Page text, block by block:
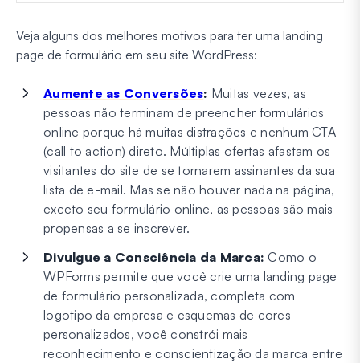
Veja alguns dos melhores motivos para ter uma landing
page de formulário em seu site WordPress:
Aumente as Conversões: Muitas vezes, as
pessoas não terminam de preencher formulários
online porque há muitas distrações e nenhum CTA
(call to action) direto. Múltiplas ofertas afastam os
visitantes do site de se tornarem assinantes da sua
lista de e-mail. Mas se não houver nada na página,
exceto seu formulário online, as pessoas são mais
propensas a se inscrever.
Divulgue a Consciência da Marca: Como o
WPForms permite que você crie uma landing page
de formulário personalizada, completa com
logotipo da empresa e esquemas de cores
personalizados, você constrói mais
reconhecimento e conscientização da marca entre